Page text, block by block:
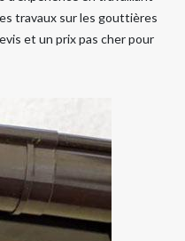
travaux sur les gouttières
et un prix pas cher pour